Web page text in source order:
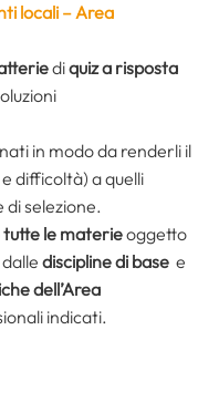
locali –Area
diquiz a risposta
in modo da renderli il
difficoltà) a quelli
selezione.
tutte le materieoggetto
discipline di base e
dell’Area
indicati.